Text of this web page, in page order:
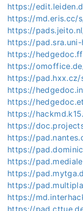
https://
https://md.eris.cc/
https://
https://
https://
https://
https://pad.hxx.cz/
https://
https://
https://
https://
https://
https://
https://
https://
https://
https://
https://